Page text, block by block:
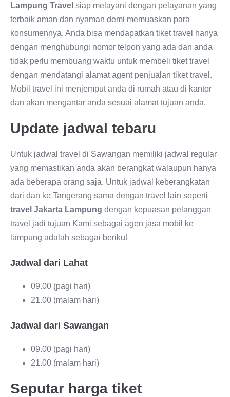
Lampung Travel siap melayani dengan pelayanan yang
terbaik aman dan nyaman demi memuaskan para
konsumennya, Anda bisa mendapatkan tiket travel hanya
dengan menghubungi nomor telpon yang ada dan anda
tidak perlu membuang waktu untuk membeli tiket travel
dengan mendatangi alamat agent penjualan tiket travel.
Mobil travel ini menjemput anda di rumah atau di kantor
dan akan mengantar anda sesuai alamat tujuan anda.
Update jadwal tebaru
Untuk jadwal travel di Sawangan memiliki jadwal regular
yang memastikan anda akan berangkat walaupun hanya
ada beberapa orang saja. Untuk jadwal keberangkatan
dari dan ke Tangerang sama dengan travel lain seperti
travel Jakarta Lampung dengan kepuasan pelanggan
travel jadi tujuan Kami sebagai agen jasa mobil ke
lampung adalah sebagai berikut
Jadwal dari Lahat
09.00 (pagi hari)
21.00 (malam hari)
Jadwal dari Sawangan
09.00 (pagi hari)
21.00 (malam hari)
Seputar harga tiket